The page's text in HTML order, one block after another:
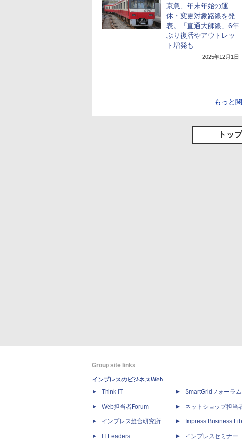
京急、年末年始の運
休・変更対象路線を発
表。「直通大師線」6年
ぶり復活やアウトレッ
ト増発も
2025年12月1日
もっと
トッ
Group site links
インプレスのビジネスWeb
Think IT
Web担当者Forum
インプレス総合研究所
IT Leaders
SmartGridフォーラム
ネットショップ担当
Impress Business
インプレスセミナー